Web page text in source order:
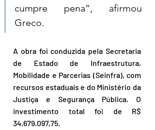
cumpre pena”, afirmou
Greco.
A obra foi conduzida pela Secretaria
de Estado de Infraestrutura,
Mobilidade e Parcerias (Seinfra), com
recursos estaduais e do Ministério da
Justiça e Segurança Pública. O
investimento total foi de R$
34.679.097,75.